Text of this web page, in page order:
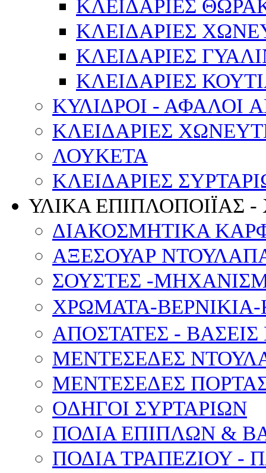
ΚΛΕΙΔΑΡΙΕΣ
ΚΛΕΙΔΑΡΙΕΣ
ΚΛΕΙΔΑΡΙΕΣ
ΚΛΕΙΔΑΡΙΕΣ
ΚΥΛΙΔΡΟΙ - ΑΦΑΛΟΙ
ΚΛΕΙΔΑΡΙΕΣ
ΛΟΥΚΕΤΑ
ΚΛΕΙΔΑΡΙΕΣ
ΥΛΙΚΑ ΕΠΙΠΛΟΠΟΙΪΑΣ
ΔΙΑΚΟΣΜΗΤΙΚΑ
ΑΞΕΣΟΥΑΡ
ΣΟΥΣΤΕΣ -
ΧΡΩΜΑΤΑ-ΒΕΡΝΙΚΙΑ-
ΑΠΟΣΤΑΤΕΣ -
ΜΕΝΤΕΣΕΔΕΣ
ΜΕΝΤΕΣΕΔΕΣ
OΔΗΓΟΙ ΣΥΡΤΑΡΙΩΝ
ΠΟΔΙΑ ΕΠΙΠΛΩΝ &
ΠΟΔΙΑ ΤΡΑΠΕΖΙΟΥ -